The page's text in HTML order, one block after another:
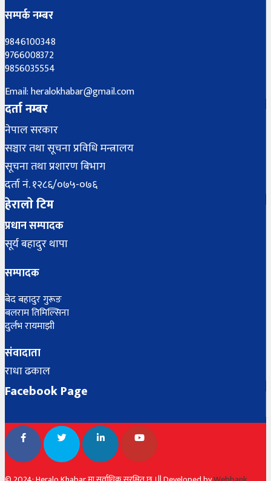
सम्पर्क नम्बर
9846100348
9766008372
9856035554
Email: heralokhabar@gmail.com
दर्ता नम्बर
नेपाल सरकार
सञ्चार तथा सूचना प्रविधि मन्त्रालय
सूचना तथा प्रशारण बिभाग
दर्ता नं. १२८६/०७५-०७६
हेरालाे टिम
प्रधान सम्पादक
सूर्य बहादुर थापा
सम्पादक
बेद बहादुर गुरूङ
बलराम तिमिल्सिना
दुर्लभ रायमाझी
संवादाता
राधा ढकाल
Facebook Page